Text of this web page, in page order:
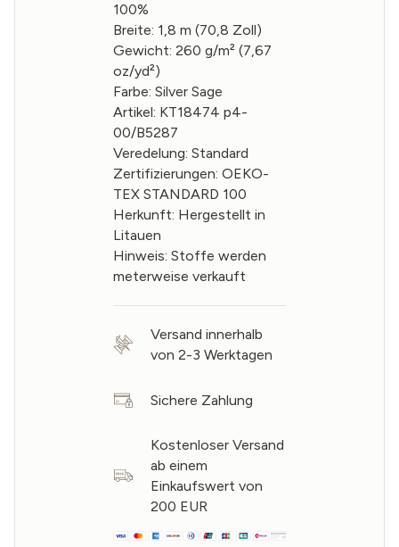
100%
Breite: 1,8 m (70,8 Zoll)
Gewicht: 260 g/m² (7,67
oz/yd²)
Farbe: Silver Sage
Artikel: KT18474 p4-
00/B5287
Veredelung: Standard
Zertifizierungen: OEKO-
TEX STANDARD 100
Herkunft: Hergestellt in
Litauen
Hinweis: Stoffe werden
meterweise verkauft
Versand innerhalb
von 2-3 Werktagen
Sichere Zahlung
Kostenloser Versand
ab einem
Einkaufswert von
200 EUR